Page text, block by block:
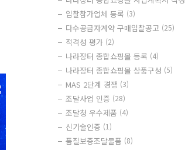
입찰참가업체 등록 (3)
다수공급자계약 구매입찰공고 (25)
적격성 평가 (2)
나라장터 종합쇼핑몰 등록 (4)
나라장터 종합쇼핑몰 상품구성 (5)
MAS 2단계 경쟁 (3)
조달사업 인증 (28)
조달청 우수제품 (4)
신기술인증 (1)
품질보증조달물품 (8)